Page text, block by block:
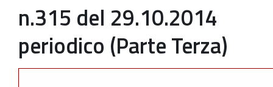
n.315 del 29.10.2014
periodico (Parte Terza)